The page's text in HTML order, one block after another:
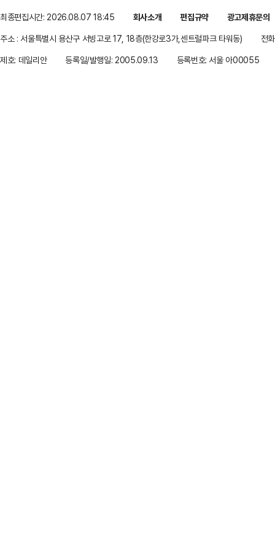
최종편집시간: 2026.08.07 18:45 회사소개 편집규약
광고제휴문의
주소 : 서울특별시 용산구 서빙고로 17, 18층(한강로3가,센트럴파크 타워동)
전
제호: 데일리안
등록일/발행일: 2005.09.13 등록번호: 서울 아00055